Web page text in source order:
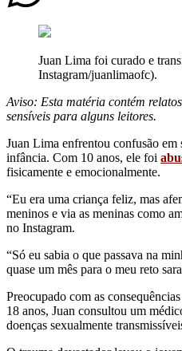
Juan Lima foi curado e
Instagram/juanlimaofc).
Aviso: Esta matéria contém
sensíveis para alguns leitores.
Juan Lima enfrentou confusão em
infância. Com 10 anos, ele foi
fisicamente e emocionalmente.
“Eu era uma criança feliz, mas
meninos e via as meninas como
no Instagram.
“Só eu sabia o que passava na
quase um mês para o meu reto
Preocupado com as
18 anos, Juan consultou um
doenças sexualmente